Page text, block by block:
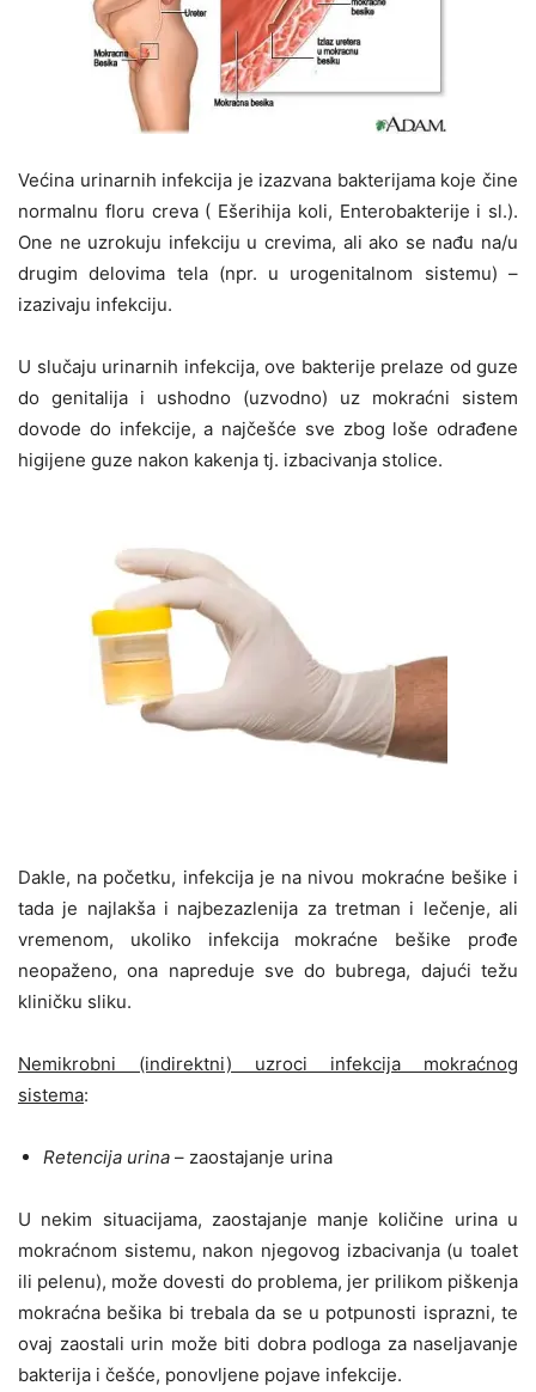
Većina urinarnih infekcija je izazvana bakterijama koje čine
normalnu floru creva ( Ešerihija koli, Enterobakterije i sl.).
One ne uzrokuju infekciju u crevima, ali ako se nađu na/u
drugim delovima tela (npr. u urogenitalnom sistemu) –
izazivaju infekciju.
U slučaju urinarnih infekcija, ove bakterije prelaze od guze
do genitalija i ushodno (uzvodno) uz mokraćni sistem
dovode do infekcije, a najčešće sve zbog loše odrađene
higijene guze nakon kakenja tj. izbacivanja stolice.
Dakle, na početku, infekcija je na nivou mokraćne bešike i
tada je najlakša i najbezazlenija za tretman i lečenje, ali
vremenom, ukoliko infekcija mokraćne bešike prođe
neopaženo, ona napreduje sve do bubrega, dajući težu
kliničku sliku.
Nemikrobni (indirektni) uzroci infekcija mokraćnog
sistema:
Retencija urina – zaostajanje urina
U nekim situacijama, zaostajanje manje količine urina u
mokraćnom sistemu, nakon njegovog izbacivanja (u toalet
ili pelenu), može dovesti do problema, jer prilikom piškenja
mokraćna bešika bi trebala da se u potpunosti isprazni, te
ovaj zaostali urin može biti dobra podloga za naseljavanje
bakterija i češće, ponovljene pojave infekcije.